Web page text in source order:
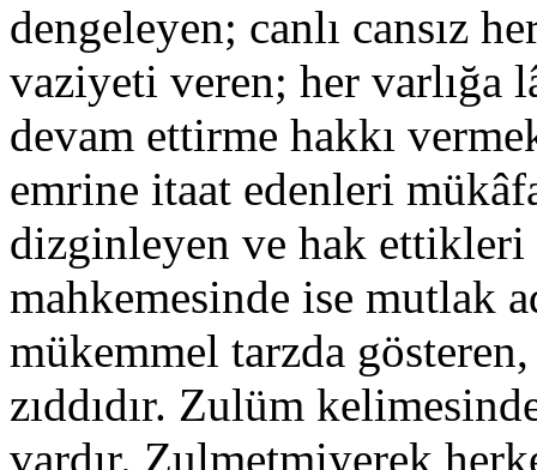
dengeleyen; canlı cansız
vaziyeti veren; her varlığa
devam ettirme hakkı
emrine itaat edenleri
dizginleyen ve hak ettikleri
mahkemesinde ise mutlak
mükemmel tarzda
zıddıdır. Zulüm
vardır. Zulmetmiyerek